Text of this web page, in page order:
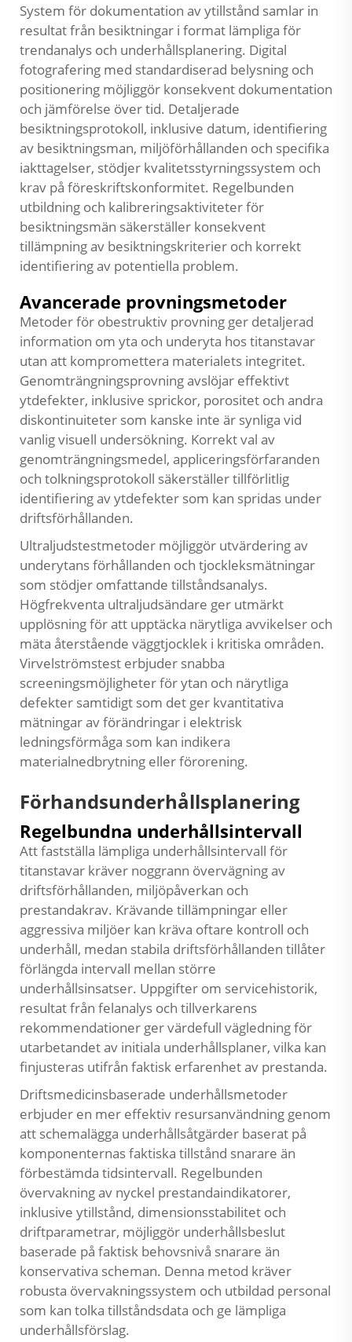
System för dokumentation av ytillstånd samlar in
resultat från besiktningar i format lämpliga för
trendanalys och underhållsplanering. Digital
fotografering med standardiserad belysning och
positionering möjliggör konsekvent dokumentation
och jämförelse över tid. Detaljerade
besiktningsprotokoll, inklusive datum, identifiering
av besiktningsman, miljöförhållanden och specifika
iakttagelser, stödjer kvalitetsstyrningssystem och
krav på föreskriftskonformitet. Regelbunden
utbildning och kalibreringsaktiviteter för
besiktningsmän säkerställer konsekvent
tillämpning av besiktningskriterier och korrekt
identifiering av potentiella problem.
Avancerade provningsmetoder
Metoder för obestruktiv provning ger detaljerad
information om yta och underyta hos titanstavar
utan att kompromettera materialets integritet.
Genomträngningsprovning avslöjar effektivt
ytdefekter, inklusive sprickor, porositet och andra
diskontinuiteter som kanske inte är synliga vid
vanlig visuell undersökning. Korrekt val av
genomträngningsmedel, appliceringsförfaranden
och tolkningsprotokoll säkerställer tillförlitlig
identifiering av ytdefekter som kan spridas under
driftsförhållanden.
Ultraljudstestmetoder möjliggör utvärdering av
underytans förhållanden och tjockleksmätningar
som stödjer omfattande tillståndsanalys.
Högfrekventa ultraljudsändare ger utmärkt
upplösning för att upptäcka närytliga avvikelser och
mäta återstående väggtjocklek i kritiska områden.
Virvelströmstest erbjuder snabba
screeningsmöjligheter för ytan och närytliga
defekter samtidigt som det ger kvantitativa
mätningar av förändringar i elektrisk
ledningsförmåga som kan indikera
materialnedbrytning eller förorening.
Förhandsunderhållsplanering
Regelbundna underhållsintervall
Att fastställa lämpliga underhållsintervall för
titanstavar kräver noggrann övervägning av
driftsförhållanden, miljöpåverkan och
prestandakrav. Krävande tillämpningar eller
aggressiva miljöer kan kräva oftare kontroll och
underhåll, medan stabila driftsförhållanden tillåter
förlängda intervall mellan större
underhållsinsatser. Uppgifter om servicehistorik,
resultat från felanalys och tillverkarens
rekommendationer ger värdefull vägledning för
utarbetandet av initiala underhållsplaner, vilka kan
finjusteras utifrån faktisk erfarenhet av prestanda.
Driftsmedicinsbaserade underhållsmetoder
erbjuder en mer effektiv resursanvändning genom
att schemalägga underhållsåtgärder baserat på
komponenternas faktiska tillstånd snarare än
förbestämda tidsintervall. Regelbunden
övervakning av nyckel prestandaindikatorer,
inklusive ytillstånd, dimensionsstabilitet och
driftparametrar, möjliggör underhållsbeslut
baserade på faktisk behovsnivå snarare än
konservativa scheman. Denna metod kräver
robusta övervakningssystem och utbildad personal
som kan tolka tillståndsdata och ge lämpliga
underhållsförslag.